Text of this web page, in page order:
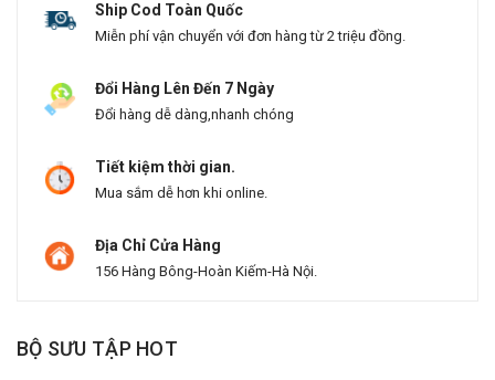
Ship Cod Toàn Quốc
Miễn phí vận chuyển với đơn hàng từ 2 triệu đồng.
Đổi Hàng Lên Đến 7 Ngày
Đổi hàng dễ dàng,nhanh chóng
Tiết kiệm thời gian.
Mua sắm dễ hơn khi online.
Địa Chỉ Cửa Hàng
156 Hàng Bông-Hoàn Kiếm-Hà Nội.
BỘ SƯU TẬP HOT